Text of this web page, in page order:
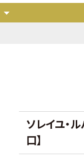
ソレイユ・
口】